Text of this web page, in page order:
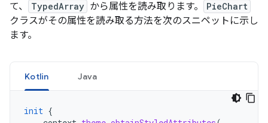
て、
TypedArray から属性を読み取ります。 PieChart
クラスがその属性を読み取る方法を次のスニペットに示し
ます。
Kotlin Java
init {